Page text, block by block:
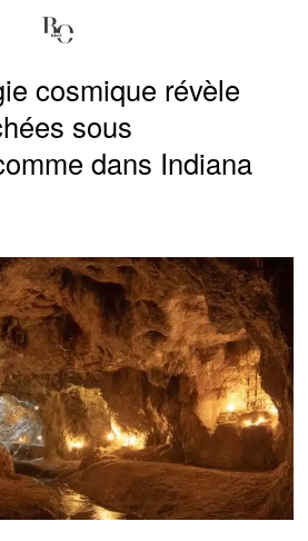
cosmique révèle
sous
dans Indiana